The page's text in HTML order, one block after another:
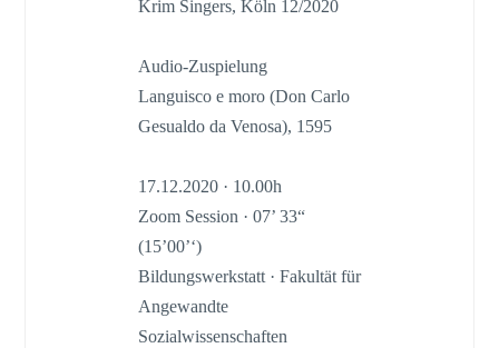
Krim Singers, Köln 12/2020
Audio-Zuspielung
Languisco e moro (Don Carlo
Gesualdo da Venosa), 1595
17.12.2020 · 10.00h
Zoom Session · 07’ 33“
(15’00’‘)
Bildungswerkstatt · Fakultät für
Angewandte
Sozialwissenschaften